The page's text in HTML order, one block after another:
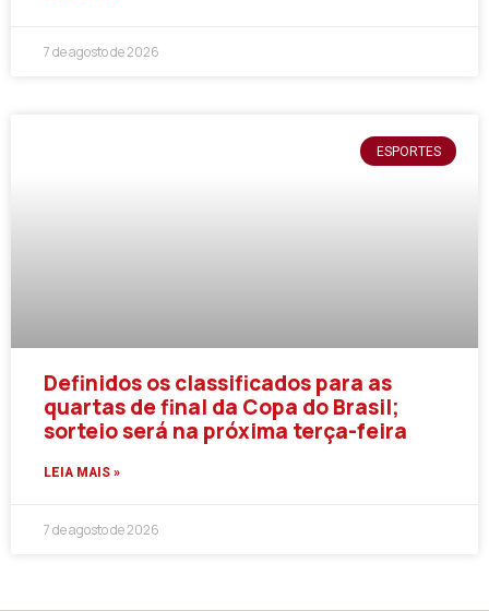
7 de agosto de 2026
ESPORTES
Definidos os classificados para as
quartas de final da Copa do Brasil;
sorteio será na próxima terça-feira
LEIA MAIS »
7 de agosto de 2026